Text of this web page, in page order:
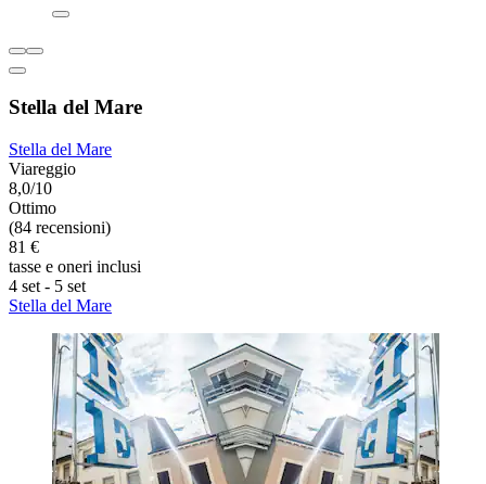
Stella del Mare
Stella del Mare
Viareggio
8,0/10
Ottimo
(84 recensioni)
81 €
tasse e oneri inclusi
4 set - 5 set
Stella del Mare